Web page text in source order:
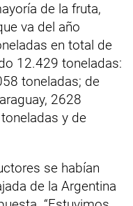
de la fruta,
va del año
en total de
12.429 toneladas:
toneladas; de
2628
y de
se habían
de la Argentina